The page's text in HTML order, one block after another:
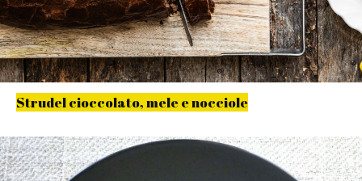
Strudel cioccolato, mele e nocciole